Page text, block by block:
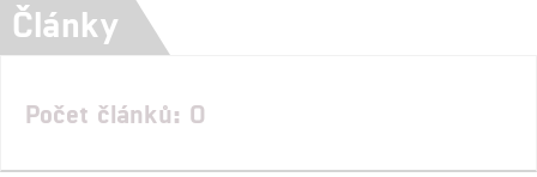
Články
Počet článků: 0